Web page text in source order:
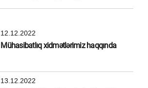
12.12.2022
Mühasibatlıq xidmətlərimiz haqqında
13.12.2022